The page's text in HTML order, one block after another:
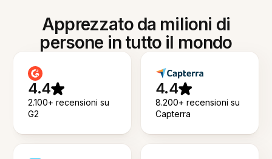
Apprezzato da milioni di
persone in tutto il mondo
4.4
2.100+ recensioni su
G2
4.4
8.200+ recensioni su
Capterra